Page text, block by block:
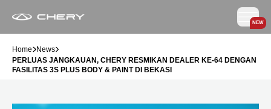
NEW
Home News
PERLUAS JANGKAUAN, CHERY RESMIKAN DEALER KE-64 DENGAN
FASILITAS 3S PLUS BODY & PAINT DI BEKASI